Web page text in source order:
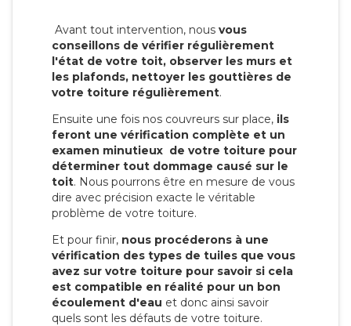
Avant tout intervention, nous vous
conseillons de vérifier régulièrement
l'état de votre toit, observer les murs et
les plafonds, nettoyer les gouttières de
votre toiture régulièrement.
Ensuite une fois nos couvreurs sur place, ils
feront une vérification complète et un
examen minutieux de votre toiture pour
déterminer tout dommage causé sur le
toit. Nous pourrons être en mesure de vous
dire avec précision exacte le véritable
problème de votre toiture.
Et pour finir, nous procéderons à une
vérification des types de tuiles que vous
avez sur votre toiture pour savoir si cela
est compatible en réalité pour un bon
écoulement d'eau et donc ainsi savoir
quels sont les défauts de votre toiture.